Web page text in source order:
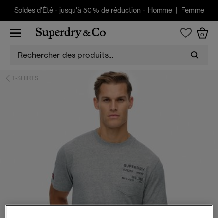
Soldes d'Été -jusqu'à 50 % de réduction - Homme| Femme
0
T-SHIRTS